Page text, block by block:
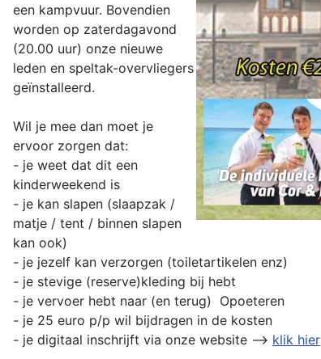
een kampvuur. Bovendien
worden op zaterdagavond
(20.00 uur) onze nieuwe
leden en speltak-overvliegers
geïnstalleerd.
Wil je mee dan moet je
ervoor zorgen dat:
- je weet dat dit een
kinderweekend is
- je kan slapen (slaapzak /
matje / tent / binnen slapen
kan ook)
- je jezelf kan verzorgen (toiletartikelen enz)
- je stevige (reserve)kleding bij hebt
- je vervoer hebt naar (en terug) Opoeteren
- je 25 euro p/p wil bijdragen in de kosten
- je digitaal inschrijft via onze website --> klik hier